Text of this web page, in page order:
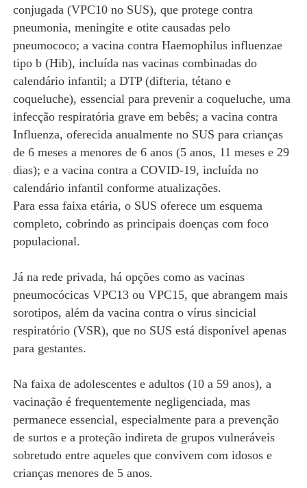
conjugada (VPC10 no SUS), que protege contra
pneumonia, meningite e otite causadas pelo
pneumococo; a vacina contra Haemophilus influenzae
tipo b (Hib), incluída nas vacinas combinadas do
calendário infantil; a DTP (difteria, tétano e
coqueluche), essencial para prevenir a coqueluche, uma
infecção respiratória grave em bebês; a vacina contra
Influenza, oferecida anualmente no SUS para crianças
de 6 meses a menores de 6 anos (5 anos, 11 meses e 29
dias); e a vacina contra a COVID-19, incluída no
calendário infantil conforme atualizações.
Para essa faixa etária, o SUS oferece um esquema
completo, cobrindo as principais doenças com foco
populacional.
Já na rede privada, há opções como as vacinas
pneumocócicas VPC13 ou VPC15, que abrangem mais
sorotipos, além da vacina contra o vírus sincicial
respiratório (VSR), que no SUS está disponível apenas
para gestantes.
Na faixa de adolescentes e adultos (10 a 59 anos), a
vacinação é frequentemente negligenciada, mas
permanece essencial, especialmente para a prevenção
de surtos e a proteção indireta de grupos vulneráveis
sobretudo entre aqueles que convivem com idosos e
crianças menores de 5 anos.